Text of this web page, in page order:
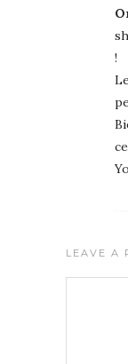
!
LEAVE A